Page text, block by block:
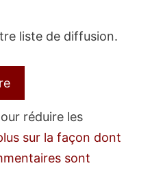
liste de diffusion.
réduire les
sur la façon dont
sont